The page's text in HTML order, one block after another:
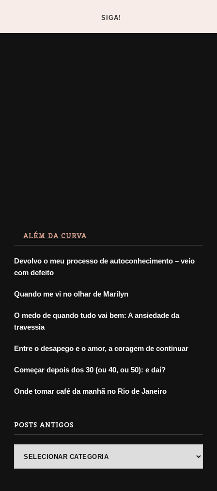
SIGA!
ALÉM DA CURVA
Devolvo o meu processo de autoconhecimento – veio
com defeito
Quando me vi no olhar de Marilyn
O medo de quando tudo vai bem: A ansiedade da
travessia
Entre o desapego e o amor, a coragem de continuar
Começar depois dos 30 (ou 40, ou 50): e daí?
Onde tomar café da manhã no Rio de Janeiro
POSTS ANTIGOS